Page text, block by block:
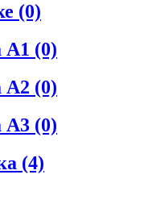
(0)
А1 (0)
А2 (0)
А3 (0)
(4)